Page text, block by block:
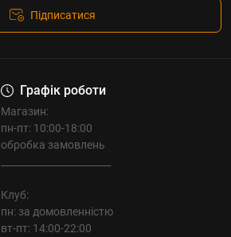
Підписатися
Графік роботи
Магазин:
пн-пт: 10:00-18:00
обробка замовлень
Клуб:
пн: за домовленністю
вт-пт: 14:00-22:00